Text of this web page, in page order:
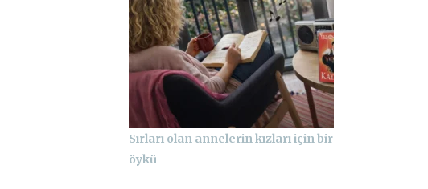
Sırları olan annelerin kızları için bir
öykü